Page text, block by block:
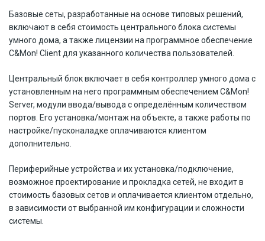
Базовые сеты, разработанные на основе типовых решений,
включают в себя стоимость центрального блока системы
умного дома, а также лицензии на программное обеспечение
C&Mon! Client для указанного количества пользователей.
Центральный блок включает в себя контроллер умного дома с
установленным на него программным обеспечением C&Mon!
Server, модули ввода/вывода c определённым количеством
портов. Его установка/монтаж на объекте, а также работы по
настройке/пусконаладке оплачиваются клиентом
дополнительно.
Периферийные устройства и их установка/подключение,
возможное проектирование и прокладка сетей, не входит в
стоимость базовых сетов и оплачивается клиентом отдельно,
в зависимости от выбранной им конфигурации и сложности
системы.